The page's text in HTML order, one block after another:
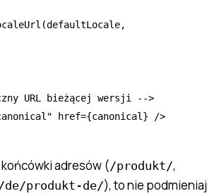
(defaultLocale,
URL bieżącej wersji -->
href={canonical} />
adresów (/produkt/,
/de/produkt-de/), to nie podmieniaj